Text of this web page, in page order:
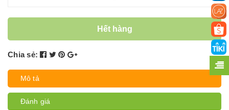
Hết hàng
Chia sẻ:
Mô tả
Đánh giá